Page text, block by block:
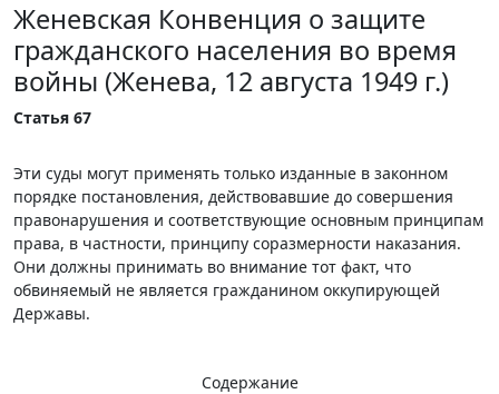
Женевская Конвенция о защите
гражданского населения во время
войны (Женева, 12 августа 1949 г.)
Статья 67
Эти суды могут применять только изданные в законном
порядке постановления, действовавшие до совершения
правонарушения и соответствующие основным принципам
права, в частности, принципу соразмерности наказания.
Они должны принимать во внимание тот факт, что
обвиняемый не является гражданином оккупирующей
Державы.
Содержание